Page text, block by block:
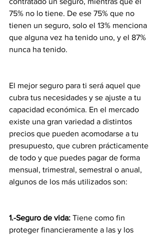
75% no lo tiene. De ese 75% que no
tienen un seguro, solo el 13% menciona
que alguna vez ha tenido uno, y el 87%
nunca ha tenido.
El mejor seguro para ti será aquel que
cubra tus necesidades y se ajuste a tu
capacidad económica. En el mercado
existe una gran variedad a distintos
precios que pueden acomodarse a tu
presupuesto, que cubren prácticamente
de todo y que puedes pagar de forma
mensual, trimestral, semestral o anual,
algunos de los más utilizados son:
1.-Seguro de vida: Tiene como fin
proteger financieramente a las y los